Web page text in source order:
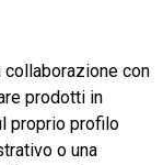
collaborazione con
prodotti in
proprio profilo
o una